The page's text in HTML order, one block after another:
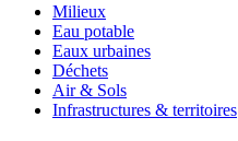
Milieux
Eau potable
Eaux urbaines
Déchets
Air & Sols
Infrastructures & territoires